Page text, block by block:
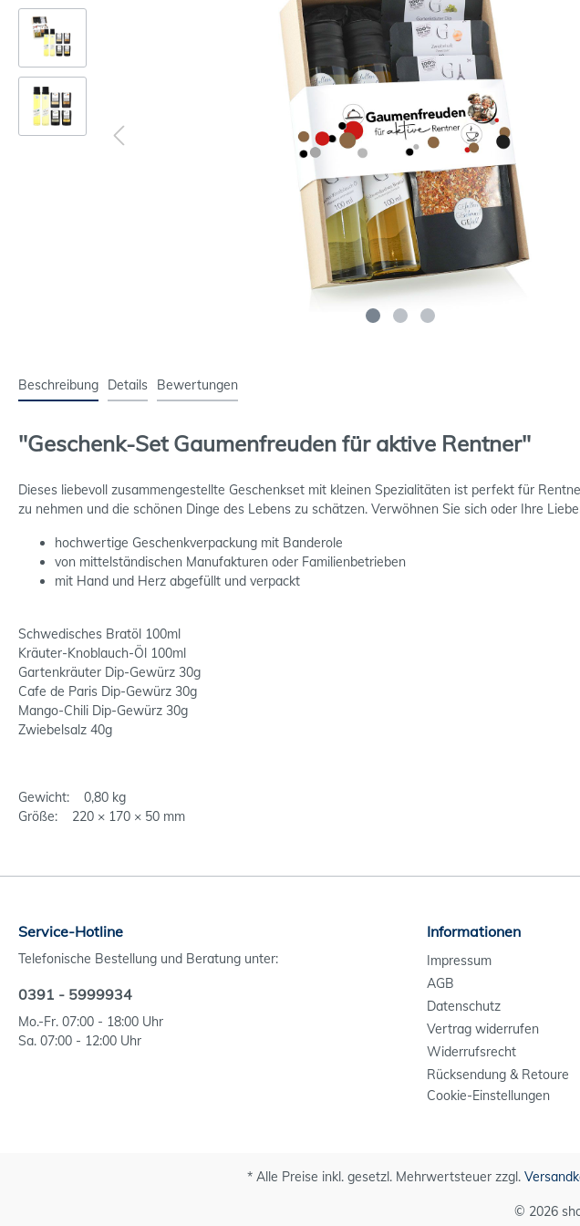
Beschreibung Details Bewertungen
"Geschenk-Set Gaumenfreuden für aktive Rentner"
Dieses liebevoll zusammengestellte Geschenkset mit kleinen Spezialitäten ist perfekt für
zu nehmen und die schönen Dinge des Lebens zu schätzen. Verwöhnen Sie sich oder Ihre
hochwertige Geschenkverpackung mit Banderole
von mittelständischen Manufakturen oder Familienbetrieben
mit Hand und Herz abgefüllt und verpackt
Schwedisches Bratöl 100ml
Kräuter-Knoblauch-Öl 100ml
Gartenkräuter Dip-Gewürz 30g
Cafe de Paris Dip-Gewürz 30g
Mango-Chili Dip-Gewürz 30g
Zwiebelsalz 40g
Gewicht: 0,80 kg
Größe: 220 × 170 × 50 mm
Service-Hotline
Telefonische Bestellung und Beratung unter:
0391 - 5999934
Mo.-Fr. 07:00 - 18:00 Uhr
Sa. 07:00 - 12:00 Uhr
Informationen
Impressum
AGB
Datenschutz
Vertrag widerrufen
Widerrufsrecht
Rücksendung & Retoure
Cookie-Einstellungen
* Alle Preise inkl. gesetzl. Mehrwertsteuer zzgl.
© 2026